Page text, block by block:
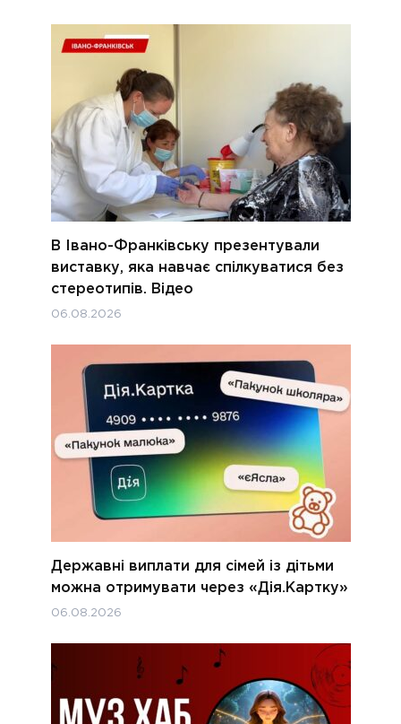
В Івано-Франківську презентували
виставку, яка навчає спілкуватися без
стереотипів. Відео
06.08.2026
Державні виплати для сімей із дітьми
можна отримувати через «Дія.Картку»
06.08.2026